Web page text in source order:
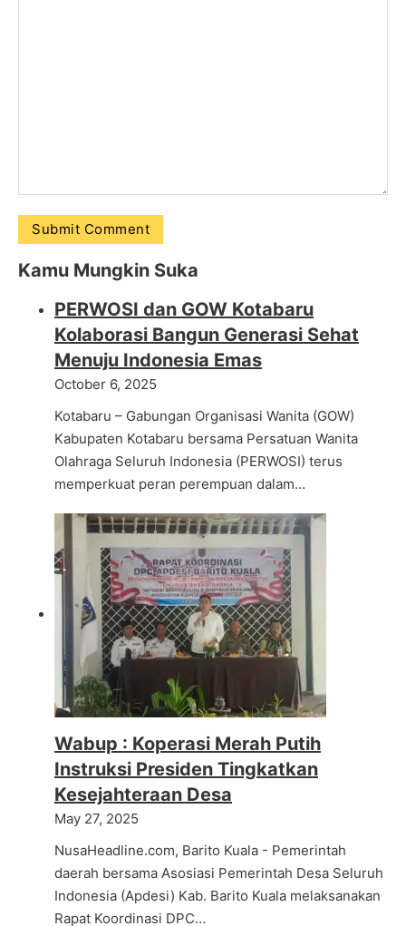
Kamu Mungkin Suka
PERWOSI dan GOW Kotabaru
Kolaborasi Bangun Generasi Sehat
Menuju Indonesia Emas
October 6, 2025
Kotabaru – Gabungan Organisasi Wanita (GOW)
Kabupaten Kotabaru bersama Persatuan Wanita
Olahraga Seluruh Indonesia (PERWOSI) terus
memperkuat peran perempuan dalam…
Wabup : Koperasi Merah Putih
Instruksi Presiden Tingkatkan
Kesejahteraan Desa
May 27, 2025
NusaHeadline.com, Barito Kuala - Pemerintah
daerah bersama Asosiasi Pemerintah Desa Seluruh
Indonesia (Apdesi) Kab. Barito Kuala melaksanakan
Rapat Koordinasi DPC…